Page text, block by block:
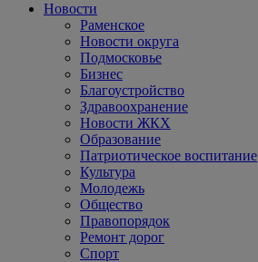
Новости
Раменское
Новости округа
Подмосковье
Бизнес
Благоустройство
Здравоохранение
Новости ЖКХ
Образование
Патриотическое воспитание
Культура
Молодежь
Общество
Правопорядок
Ремонт дорог
Спорт